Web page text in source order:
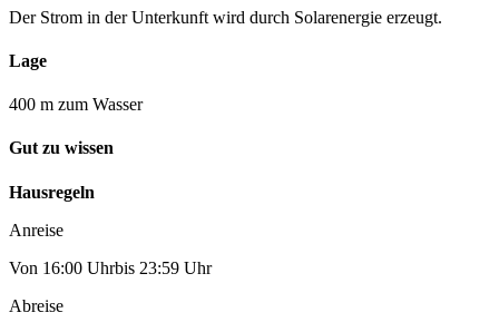
Der Strom in der Unterkunft wird durch Solarenergie erzeugt.
Lage
400 m zum Wasser
Gut zu wissen
Hausregeln
Anreise
Von 16:00 Uhrbis 23:59 Uhr
Abreise